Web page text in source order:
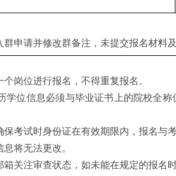
申请并修改群备注，未提交报名材料
岗位进行报名，不得重复报名。
学位信息必须与毕业证书上的院校全
考试时身份证在有效期限内，报名与
将无法更改。
关注审查状态，如未能在规定的报名